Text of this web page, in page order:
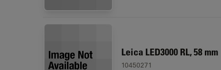
Leica LED3000 RL, 58 mm
10450271